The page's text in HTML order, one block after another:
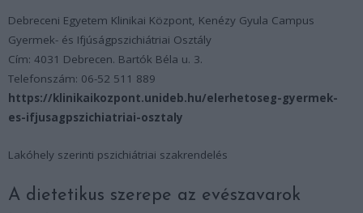
Debreceni Egyetem Klinikai Központ, Kenézy Gyula Campus
Gyermek- és Ifjúságpszichiátriai Osztály
Cím: 4031 Debrecen. Bartók Béla u. 3.
Telefonszám: 06-52 511 889
https://klinikaikozpont.unideb.hu/elerhetoseg-gyermek-
es-ifjusagpszichiatriai-osztaly
Lakóhely szerinti pszichiátriai szakrendelés
A dietetikus szerepe az evészavarok